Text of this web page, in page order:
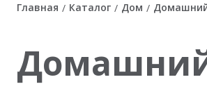
Главная / Каталог / Дом /